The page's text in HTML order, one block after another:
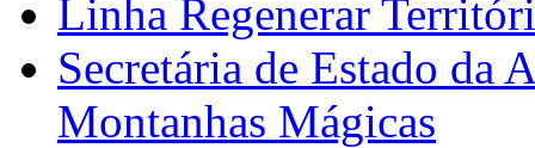
Linha Regenerar
Secretária de Estado da
Montanhas Mágicas